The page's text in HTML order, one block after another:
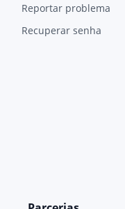
Reportar problema
Recuperar senha